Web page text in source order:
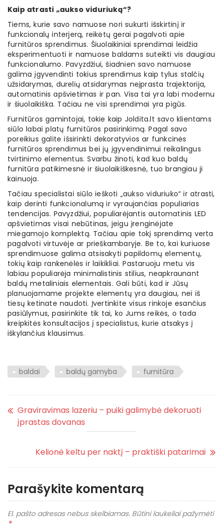
Kaip atrasti „aukso viduriuką“?
Tiems, kurie savo namuose nori sukurti išskirtinį ir
funkcionalų interjerą, reikėtų gerai pagalvoti apie
furnitūros sprendimus. Šiuolaikiniai sprendimai leidžia
eksperimentuoti ir namuose baldams suteikti vis daugiau
funkcionalumo. Pavyzdžiui, šiadnien savo namuose
galima įgyvendinti tokius sprendimus kaip tylus stalčių
užsidarymas, durelių atsidarymas neįprasta trajektorija,
automatinis apšvietimas ir pan. Visa tai yra labi modernu
ir šiuolaikiška. Tačiau ne visi sprendimai yra pigūs.
Furnitūros gamintojai, tokie kaip Joldita.lt savo klientams
siūlo labai platų furnitūros pasirinkimą. Pagal savo
poreikius galite išsirinkti dekoratyvios ar funkcinės
furnitūros sprendimus bei jų įgyvendinimui reikalingus
tvirtinimo elementus. Svarbu žinoti, kad kuo baldų
furnitūra patikimesnė ir šiuolaikiškesnė, tuo brangiau ji
kainuoja.
Tačiau specialistai siūlo ieškoti „aukso viduriuko“ ir atrasti,
kaip derinti funkcionalumą ir vyraujančias populiarias
tendencijas. Pavyzdžiui, populiarėjantis automatinis LED
apšvietimas visai nebūtinas, jeigu įrenginėjate
miegamojo komplektą. Tačiau apie tokį sprendimą verta
pagalvoti virtuvėje ar prieškambaryje. Be to, kai kuriuose
sprendimuose galima atsisakyti papildomų elementų,
tokių kaip rankenėlės ir laikikliai. Pastaruoju metu vis
labiau populiarėja minimalistinis stilius, neapkraunant
baldų metaliniais elementais. Gali būti, kad ir Jūsų
planuojamame projekte elementų yra daugiau, nei iš
tiesų ketinate naudoti. Įvertinkite visus rinkoje esančius
pasiūlymus, pasirinkite tik tai, ko Jums reikės, o tada
kreipkitės konsultacijos į specialistus, kurie atsakys į
iškylančius klausimus.
baldai baldų gamyba furnitūra
Graviravimas lazeriu – puiki galimybė dekoruoti
įprastas dovanas
Kelionė keltu per naktį – praktiški patarimai
Parašykite komentarą
El. pašto adresas nebus skelbiamas. Būtini laukeliai pažymėti